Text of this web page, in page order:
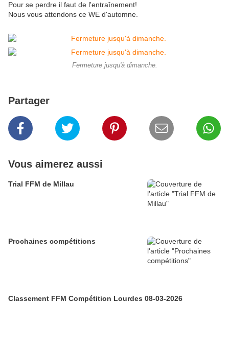
Pour se perdre il faut de l'entraînement!
Nous vous attendons ce WE d'automne.
Fermeture jusqu'à dimanche.
Partager
Vous aimerez aussi
Trial FFM de Millau
Prochaines compétitions
Classement FFM Compétition Lourdes 08-03-2026